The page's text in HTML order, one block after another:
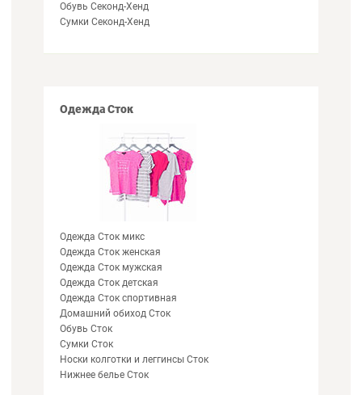
Обувь Секонд-Хенд
Сумки Секонд-Хенд
Одежда Сток
Одежда Сток микс
Одежда Сток женская
Одежда Сток мужская
Одежда Сток детская
Одежда Сток спортивная
Домашний обиход Сток
Обувь Сток
Сумки Сток
Носки колготки и леггинсы Сток
Нижнее белье Сток